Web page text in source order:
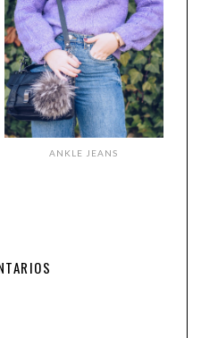
ANKLE JEANS